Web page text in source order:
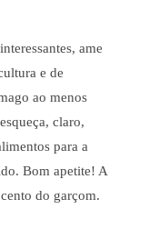
ame
e de
ao menos
claro,
para a
Bom apetite! A
do garçom.